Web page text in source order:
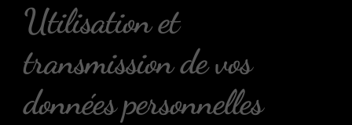
Utilisation et
transmission de vos
données personnelles